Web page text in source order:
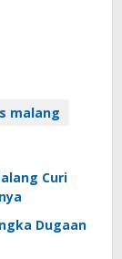
malang
Curi
Dugaan